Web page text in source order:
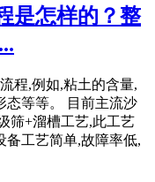
是怎样的？整
程,例如,粘土的含量,
态等等。 目前主流沙
筛+溜槽工艺,此工艺
备工艺简单,故障率低,